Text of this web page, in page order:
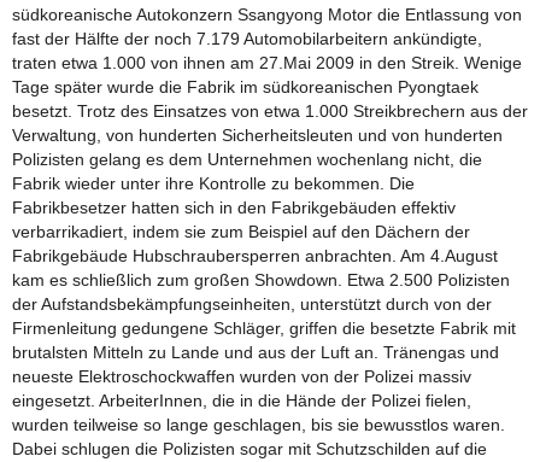
südkoreanische Autokonzern Ssangyong Motor die Entlassung von
fast der Hälfte der noch 7.179 Automobilarbeitern ankündigte,
traten etwa 1.000 von ihnen am 27.Mai 2009 in den Streik. Wenige
Tage später wurde die Fabrik im südkoreanischen Pyongtaek
besetzt. Trotz des Einsatzes von etwa 1.000 Streikbrechern aus der
Verwaltung, von hunderten Sicherheitsleuten und von hunderten
Polizisten gelang es dem Unternehmen wochenlang nicht, die
Fabrik wieder unter ihre Kontrolle zu bekommen. Die
Fabrikbesetzer hatten sich in den Fabrikgebäuden effektiv
verbarrikadiert, indem sie zum Beispiel auf den Dächern der
Fabrikgebäude Hubschraubersperren anbrachten. Am 4.August
kam es schließlich zum großen Showdown. Etwa 2.500 Polizisten
der Aufstandsbekämpfungseinheiten, unterstützt durch von der
Firmenleitung gedungene Schläger, griffen die besetzte Fabrik mit
brutalsten Mitteln zu Lande und aus der Luft an. Tränengas und
neueste Elektroschockwaffen wurden von der Polizei massiv
eingesetzt. ArbeiterInnen, die in die Hände der Polizei fielen,
wurden teilweise so lange geschlagen, bis sie bewusstlos waren.
Dabei schlugen die Polizisten sogar mit Schutzschilden auf die